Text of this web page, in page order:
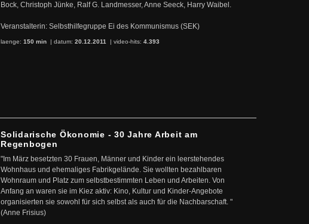
Bock, Christoph Jünke, Ralf G. Landmesser, Anne Seeck, Harry Waibel.
Veranstalterin: Selbsthilfegruppe Ei des Kommunismus (SEK)
laenge: 150 min | datum: 20.12.2011 | video-hits: 4.393
Solidarische Ökonomie - 30 Jahre Arbeit am
Regenbogen
"Im März besetzten 30 Frauen, Männer und Kinder ein leerstehendes
Wohnhaus und ehemaliges Fabrikgelände. Sie wollten bezahlbaren
Wohnraum und Platz zum selbstbestimmten Leben und Arbeiten. Von
Anfang an waren sie im Kiez aktiv: Kino, Kultur und Kinder-Angebote
organisierten sie sowohl für sich selbst als auch für die Nachbarschaft. "
(Anne Frisius)